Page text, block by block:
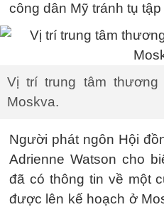
công dân Mỹ tránh tụ
Vị trí trung tâm
Moskva.
Người phát ngôn Hội
Adrienne Watson cho
đã có thông tin về một
được lên kế hoạch ở